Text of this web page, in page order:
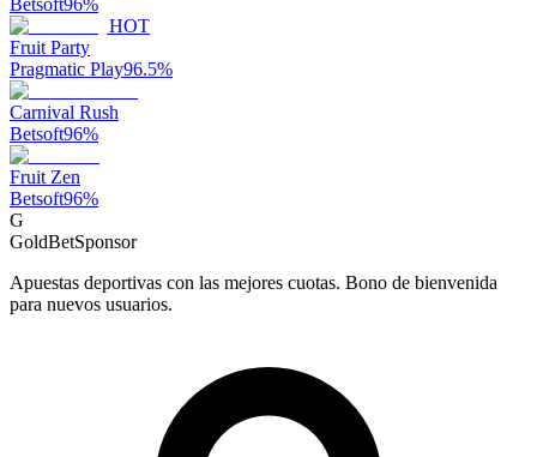
HOT
Fruit Party
Pragmatic Play96.5%
Carnival Rush
Betsoft96%
Fruit Zen
Betsoft96%
G
GoldBetSponsor
Apuestas deportivas con las mejores cuotas. Bono de bienvenida
para nuevos usuarios.